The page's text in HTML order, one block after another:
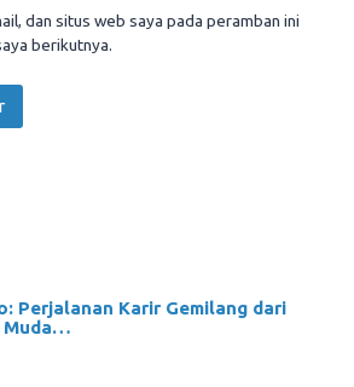
dan situs web saya pada peramban ini
berikutnya.
Perjalanan Karir Gemilang dari
Muda…